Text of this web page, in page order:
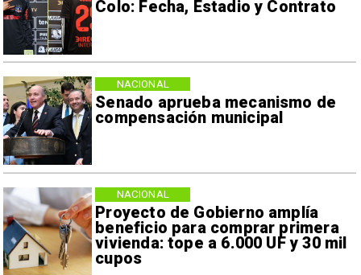
Colo: Fecha, Estadio y Contrato
Senado aprueba mecanismo de
compensación municipal
NACIONAL
Proyecto de Gobierno amplía
beneficio para comprar primera
vivienda: tope a 6.000 UF y 30 mil
cupos
NACIONAL